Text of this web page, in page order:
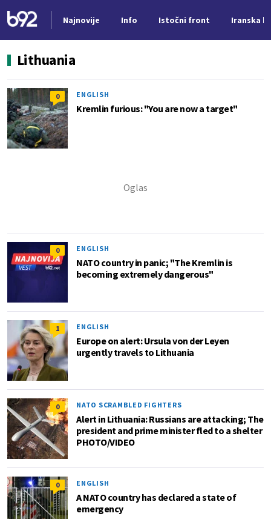
Najnovije Info Istočni front Iranska
Lithuania
0 ENGLISH
Kremlin furious: "You are now a target"
0 ENGLISH
NATO country in panic; "The Kremlin is
becoming extremely dangerous"
1 ENGLISH
Europe on alert: Ursula von der Leyen
urgently travels to Lithuania
0 NATO SCRAMBLED FIGHTERS
Alert in Lithuania: Russians are attacking; The
president and prime minister fled to a shelter
PHOTO/VIDEO
0 ENGLISH
A NATO country has declared a state of
emergency